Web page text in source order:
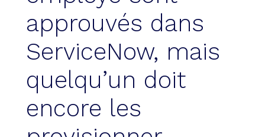
approuvés dans
ServiceNow, mais
quelqu’un doit
encore les